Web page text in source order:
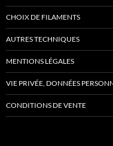
CHOIX DE FILAMENTS
AUTRES TECHNIQUES
MENTIONS LÉGALES
VIE PRIVÉE, DONNÉES
CONDITIONS DE VENTE